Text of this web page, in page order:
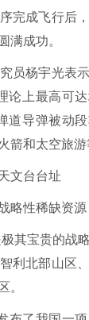
完成飞行后
满成功。
杨宇光表示
论上最高可
道导弹被动段
箭和太空旅游
文台台址
性稀缺资源
宝贵的战
利北部山区
。